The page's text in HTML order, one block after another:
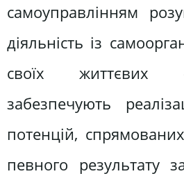
самоуправлінням
діяльність із
своїх життєвих
забезпечують
потенцій,
певного результату